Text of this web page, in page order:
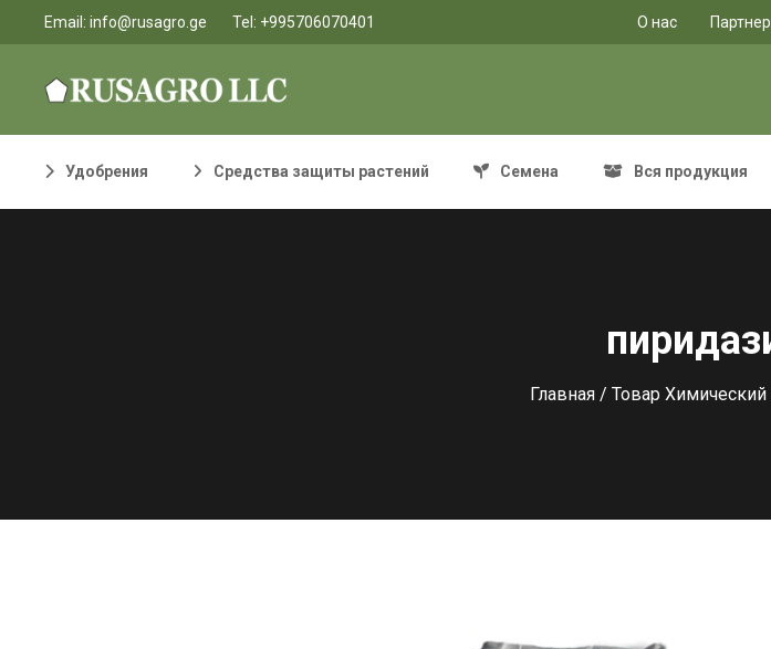
Email: info@rusagro.ge Tel: +995706070401 O нас
Удобрения Средства защиты растений Семена Вся продукция
Главная / Товар